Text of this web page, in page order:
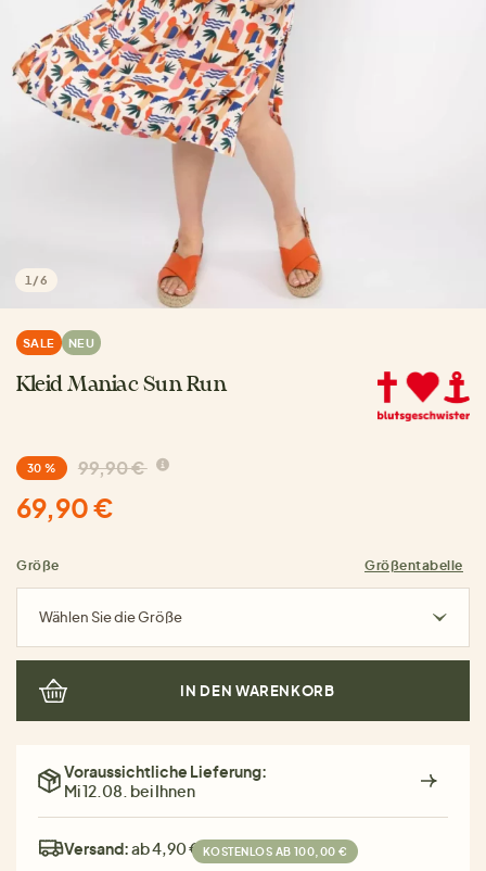
1 /6
SALE NEU
Kleid Maniac Sun Run
30 % 99,90 €
69,90 €
Größe Größentabelle
Wählen Sie die Größe
IN DEN WARENKORB
Voraussichtliche Lieferung:
Mi 12.08. bei Ihnen
Versand:ab 4,90 € KOSTENLOS AB 100,00 €